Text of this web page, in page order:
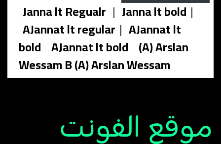
Janna lt Regualr | Janna lt bold |
AJannat lt regular | AJannat lt
bold AJannat lt bold (A) Arslan
Wessam B (A) Arslan Wessam